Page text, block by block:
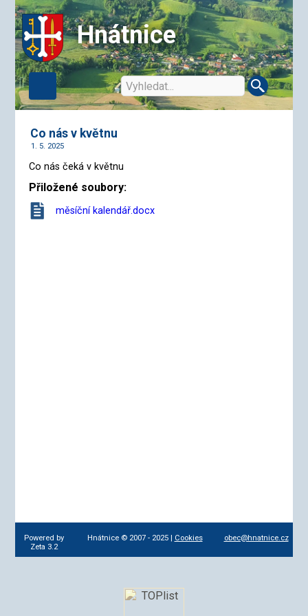
Hnátnice
Co nás v květnu
1. 5. 2025
Co nás čeká v květnu
Přiložené soubory:
měsíční kalendář.docx
Powered by
Zeta 3.2
Hnátnice © 2007 - 2025 | Cookies obec@hnatnice.cz